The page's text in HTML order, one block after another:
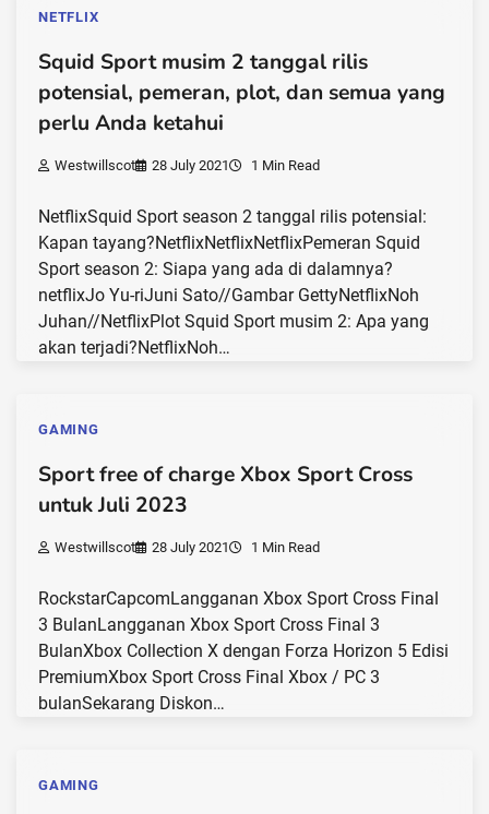
NETFLIX
Squid Sport musim 2 tanggal rilis
potensial, pemeran, plot, dan semua yang
perlu Anda ketahui
Westwillscot 28 July 2021 1 Min Read
NetflixSquid Sport season 2 tanggal rilis potensial:
Kapan tayang?NetflixNetflixNetflixPemeran Squid
Sport season 2: Siapa yang ada di dalamnya?
netflixJo Yu-riJuni Sato//Gambar GettyNetflixNoh
Juhan//NetflixPlot Squid Sport musim 2: Apa yang
akan terjadi?NetflixNoh…
GAMING
Sport free of charge Xbox Sport Cross
untuk Juli 2023
Westwillscot 28 July 2021 1 Min Read
RockstarCapcomLangganan Xbox Sport Cross Final
3 BulanLangganan Xbox Sport Cross Final 3
BulanXbox Collection X dengan Forza Horizon 5 Edisi
PremiumXbox Sport Cross Final Xbox / PC 3
bulanSekarang Diskon…
GAMING